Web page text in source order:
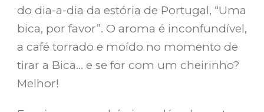
do dia-a-dia da estória de Portugal, “Uma
bica, por favor”. O aroma é inconfundível,
a café torrado e moído no momento de
tirar a Bica… e se for com um cheirinho?
Melhor!